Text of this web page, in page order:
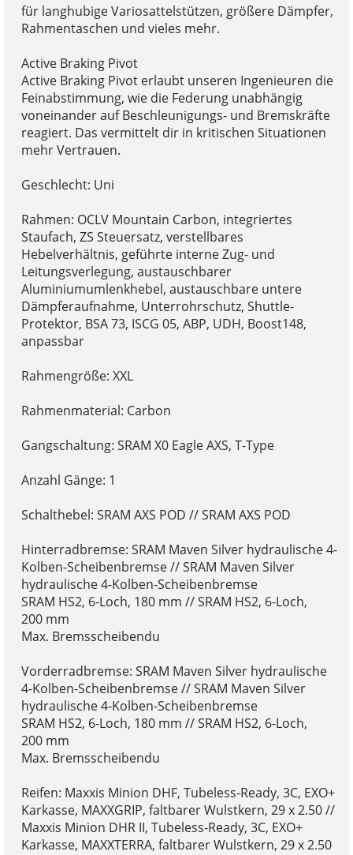
für langhubige Variosattelstützen, größere Dämpfer,
Rahmentaschen und vieles mehr.
Active Braking Pivot
Active Braking Pivot erlaubt unseren Ingenieuren die
Feinabstimmung, wie die Federung unabhängig
voneinander auf Beschleunigungs- und Bremskräfte
reagiert. Das vermittelt dir in kritischen Situationen
mehr Vertrauen.
Geschlecht: Uni
Rahmen: OCLV Mountain Carbon, integriertes
Staufach, ZS Steuersatz, verstellbares
Hebelverhältnis, geführte interne Zug- und
Leitungsverlegung, austauschbarer
Aluminiumumlenkhebel, austauschbare untere
Dämpferaufnahme, Unterrohrschutz, Shuttle-
Protektor, BSA 73, ISCG 05, ABP, UDH, Boost148,
anpassbar
Rahmengröße: XXL
Rahmenmaterial: Carbon
Gangschaltung: SRAM X0 Eagle AXS, T-Type
Anzahl Gänge: 1
Schalthebel: SRAM AXS POD // SRAM AXS POD
Hinterradbremse: SRAM Maven Silver hydraulische 4-
Kolben-Scheibenbremse // SRAM Maven Silver
hydraulische 4-Kolben-Scheibenbremse
SRAM HS2, 6-Loch, 180 mm // SRAM HS2, 6-Loch,
200 mm
Max. Bremsscheibendu
Vorderradbremse: SRAM Maven Silver hydraulische
4-Kolben-Scheibenbremse // SRAM Maven Silver
hydraulische 4-Kolben-Scheibenbremse
SRAM HS2, 6-Loch, 180 mm // SRAM HS2, 6-Loch,
200 mm
Max. Bremsscheibendu
Reifen: Maxxis Minion DHF, Tubeless-Ready, 3C, EXO+
Karkasse, MAXXGRIP, faltbarer Wulstkern, 29 x 2.50 //
Maxxis Minion DHR II, Tubeless-Ready, 3C, EXO+
Karkasse, MAXXTERRA, faltbarer Wulstkern, 29 x 2.50